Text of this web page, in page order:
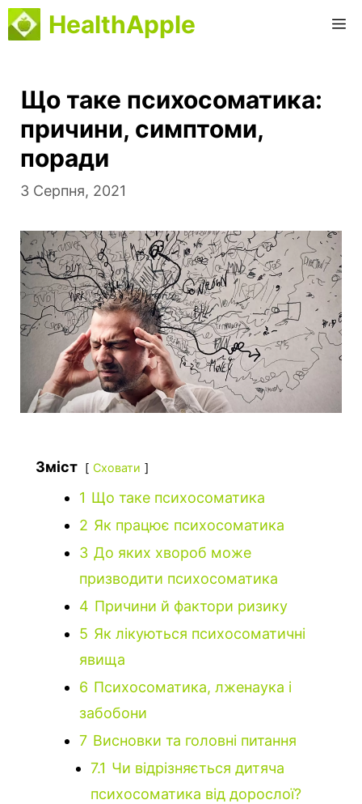
Перейти
до
HealthApple
Що таке психосоматика:
причини, симптоми,
поради
3 Серпня, 2021
Зміст Сховати
1 Що таке психосоматика
2 Як працює психосоматика
3 До яких хвороб може
призводити психосоматика
4 Причини й фактори ризику
5 Як лікуються психосоматичні
явища
6 Психосоматика, лженаука і
забобони
7 Висновки та головні питання
7.1 Чи відрізняється дитяча
психосоматика від дорослої?